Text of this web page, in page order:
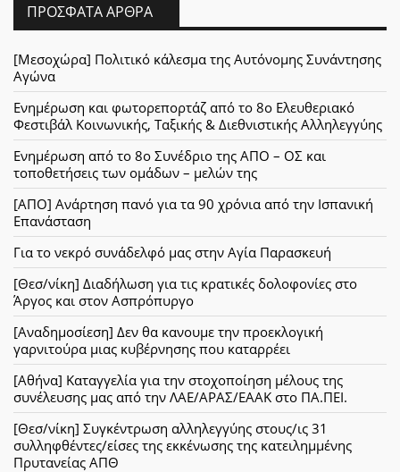
ΠΡΌΣΦΑΤΑ ΆΡΘΡΑ
[Μεσοχώρα] Πολιτικό κάλεσμα της Αυτόνομης Συνάντησης
Αγώνα
Ενημέρωση και φωτορεπορτάζ από το 8ο Ελευθεριακό
Φεστιβάλ Κοινωνικής, Ταξικής & Διεθνιστικής Αλληλεγγύης
Ενημέρωση από το 8ο Συνέδριο της ΑΠΟ – ΟΣ και
τοποθετήσεις των ομάδων – μελών της
[ΑΠΟ] Ανάρτηση πανό για τα 90 χρόνια από την Ισπανική
Επανάσταση
Για το νεκρό συνάδελφό μας στην Αγία Παρασκευή
[Θεσ/νίκη] Διαδήλωση για τις κρατικές δολοφονίες στο
Άργος και στον Ασπρόπυργο
[Αναδημοσίεση] Δεν θα κανουμε την προεκλογική
γαρνιτούρα μιας κυβέρνησης που καταρρέει
[Αθήνα] Καταγγελία για την στοχοποίηση μέλους της
συνέλευσης μας από την ΛΑΕ/ΑΡΑΣ/ΕΑΑΚ στο ΠΑ.ΠΕΙ.
[Θεσ/νίκη] Συγκέντρωση αλληλεγγύης στους/ις 31
συλληφθέντες/είσες της εκκένωσης της κατειλημμένης
Πρυτανείας ΑΠΘ